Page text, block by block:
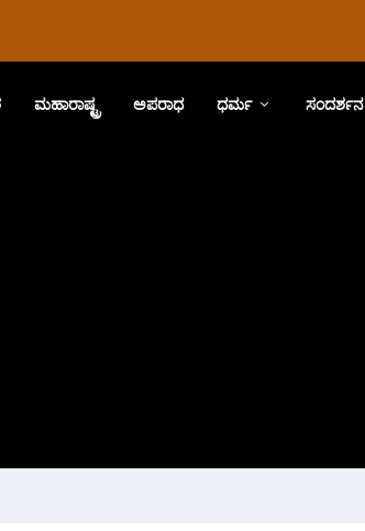
ಮಹಾರಾಷ್ಟ್ರ ಅಪರಾಧ ಧರ್ಮ ಸಂದರ್ಶನ